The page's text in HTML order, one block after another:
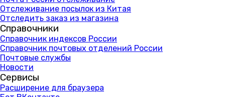
Отслеживание посылок из Китая
Отследить заказ из магазина
Справочники
Справочник индексов России
Справочник почтовых отделений России
Почтовые службы
Новости
Сервисы
Расширение для браузера